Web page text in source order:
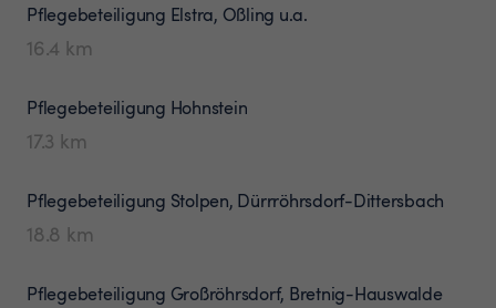
Pflegebeteiligung Elstra, Oßling u.a.
16.4 km
Pflegebeteiligung Hohnstein
17.3 km
Pflegebeteiligung Stolpen, Dürrröhrsdorf-Dittersbach
18.8 km
Pflegebeteiligung Großröhrsdorf, Bretnig-Hauswalde